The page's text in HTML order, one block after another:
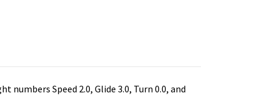
Speed 2.0, Glide 3.0, Turn 0.0, and